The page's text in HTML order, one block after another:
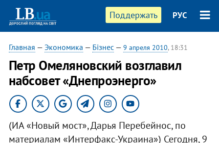
Поддержать РУС
Главная — Экономика — Бізнес— 9 апреля 2010, 18:31
Петр Омеляновский возглавил
набсовет «Днепроэнерго»
(ИА «Новый мост», Дарья Перебейнос, по
материалам «Интерфакс-Украина») Сегодня, 9